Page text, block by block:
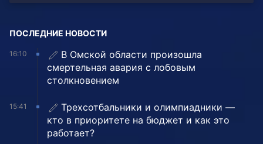
ПОСЛЕДНИЕ НОВОСТИ
16:10
В Омской области произошла
смертельная авария с лобовым
столкновением
15:41
Трехсотбальники и олимпиадники —
кто в приоритете на бюджет и как это
работает?